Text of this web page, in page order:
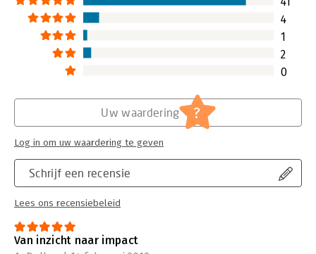
4
1
2
0
Schrijf een recensie
Lees ons recensiebeleid
Uw waardering ?
Log in om uw waardering te geven
Van inzicht naar impact